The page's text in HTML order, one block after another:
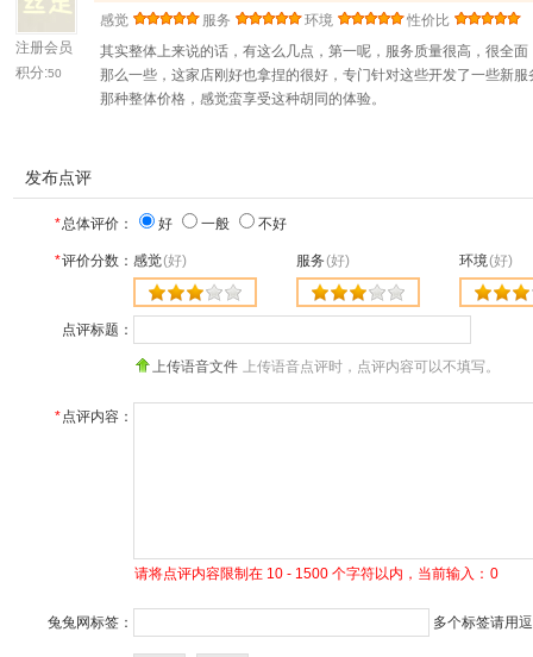
注册会员
积分:50
感觉
服务 环境
性价比
其实整体上来说的话，有这么几点，第一呢，服务质量很高，很全
那么一些，这家店刚好也拿捏的很好，专门针对这些开发了一些新
那种整体价格，感觉蛮享受这种胡同的体验。
发布点评
*总体评价： 好 一般 不好
*评价分数： 感觉(好) 服务(好) 环境(好)
点评标题：
上传语音文件 上传语音点评时，点评内容可以不填写。
*点评内容：
请将点评内容限制在 10 - 1500 个字符以内，当前输入： 0
兔兔网标签： 多个标签请用